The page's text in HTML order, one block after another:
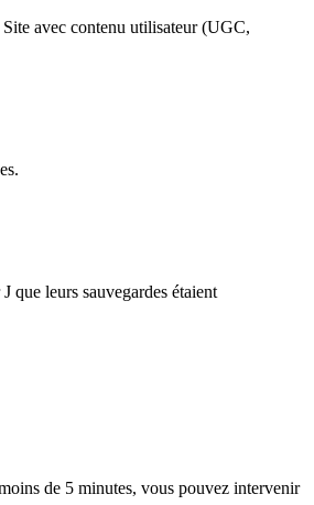
avec contenu utilisateur (UGC,
que leurs sauvegardes étaient
de 5 minutes, vous pouvez intervenir